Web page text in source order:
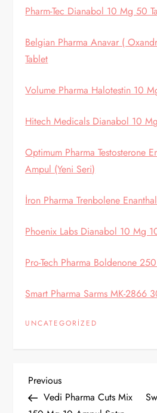
Pharm-Tec Dianabol 10 Mg 50
Belgian Pharma Anavar (
Tablet
Volume Pharma Halotestin 10
Hitech Medicals Dianabol 10
Optimum Pharma Testosterone
Ampul (Yeni Seri)
İron Pharma Trenbolene
Phoenix Labs Dianabol 10 Mg
Pro-Tech Pharma Boldenone
Smart Pharma Sarms MK-2866
UNCATEGORIZED
Y
Previous
Post
Previous
Vedi Pharma Cuts Mix